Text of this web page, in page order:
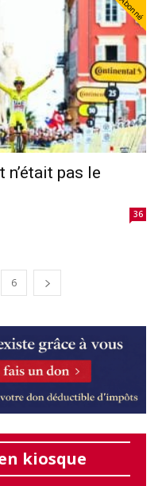
Abonné
n’était pas le
36
6
kiosque